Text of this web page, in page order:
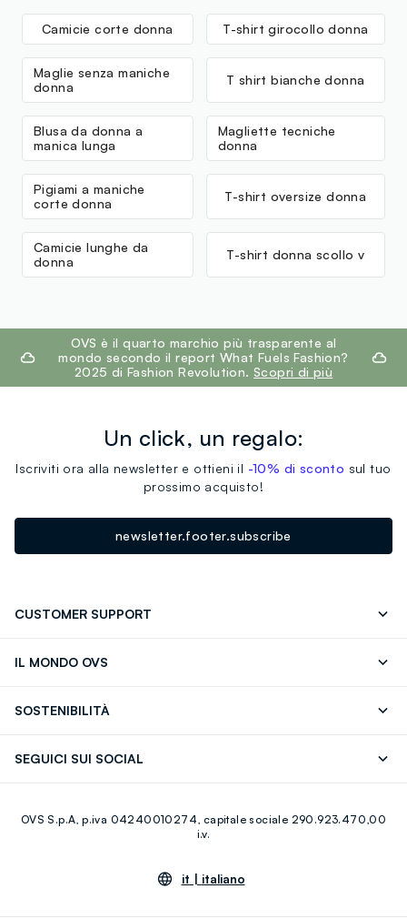
Camicie corte donna T-shirt girocollo donna
Maglie senza maniche
donna
T shirt bianche donna
Blusa da donna a
manica lunga
Magliette tecniche
donna
Pigiami a maniche
corte donna
T-shirt oversize donna
Camicie lunghe da
donna
T-shirt donna scollo v
footer.ariatitleOVS è il quarto marchio più trasparente al
mondo secondo il report What Fuels Fashion?
2025 di Fashion Revolution. Scopri di più
Un click, un regalo:
Iscriviti ora alla newsletter e ottieni il -10% di sconto sul tuo
prossimo acquisto!
newsletter.footer.subscribe
CUSTOMER SUPPORT
IL MONDO OVS
Giftcard
SOSTENIBILITÀ
SEGUICI SUI SOCIAL
Youtube Linkedin
OVS S.p.A, p.iva 04240010274, capitale sociale 290.923.470,00
i.v.
it | italiano